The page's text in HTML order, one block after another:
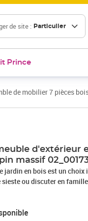
de site : Particulier
Prince
de mobilier 7 pièces
d'extérieur
massif
jardin en bois est un
ou discuter en
de canapés en bois
très durable, résistant aux